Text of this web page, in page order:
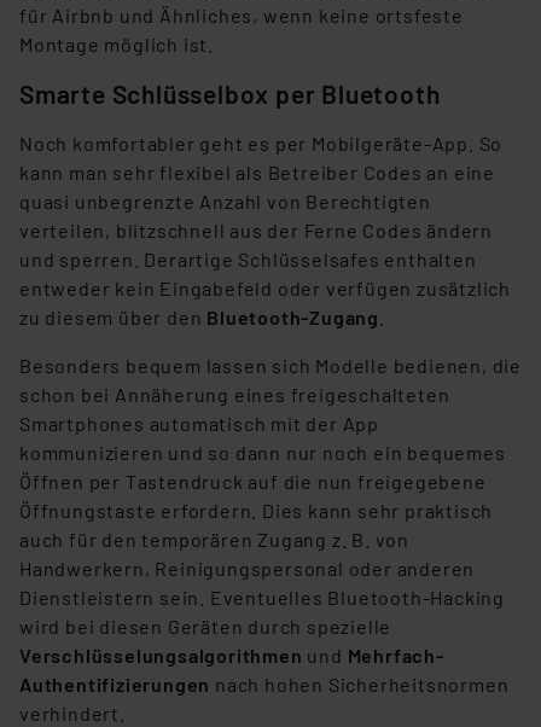
„Einige Drittanbieter verarbeiten personenbezogene
Daten in den USA. Ihre Einwilligung zur Einbindung von
Cookies dieser Drittanbieter umfasst daher ggf. auch
die Verarbeitung Ihrer Daten in den USA gemäß Art. 49
(1) lit. a DSGVO. Nähere Infos zu diesen Drittanbietern
und zu der jeweiligen Datenübermittlung erhalten Sie in
der Datenschutzerklärung. Für die USA besteht kein
Angemessenheitsbeschluss der EU. Dies bedeutet,
dass die USA als Land mit unzureichendem
Datenschutz nach EU-Standards eingestuft wird. So
besteht etwa das Risiko, dass US-Behörden
Überwachungsprogrammen verarbeiten, ohne dass
hiergegen Klagemöglichkeiten für Europäer bestehen.
Unsere Kooperation mit diesen Dienstleistern stützt
sich auf die Standarddatenschutzklauseln der
Europäischen Kommission sowie einer eigenen
Beurteilung der mit der Datenübermittlung,
insbesondere der Art der übermittelten Daten,
verbundenen Risiken.“
Impressum|Datenschutzerklärung
für Airbnb und Ähnliches, wenn keine ortsfeste
Montage möglich ist.
Smarte Schlüsselbox per Bluetooth
Noch komfortabler geht es per Mobilgeräte-App. So
kann man sehr flexibel als Betreiber Codes an eine
quasi unbegrenzte Anzahl von Berechtigten
verteilen, blitzschnell aus der Ferne Codes ändern
und sperren. Derartige Schlüsselsafes enthalten
entweder kein Eingabefeld oder verfügen zusätzlich
zu diesem über den Bluetooth-Zugang
Besonders bequem lassen sich Modelle bedienen, die
schon bei Annäherung eines freigeschalteten
Smartphones automatisch mit der App
kommunizieren und so dann nur noch ein bequemes
Öffnen per Tastendruck auf die nun freigegebene
Öffnungstaste erfordern. Dies kann sehr praktisch
auch für den temporären Zugang z. B. von
Handwerkern, Reinigungspersonal oder anderen
Dienstleistern sein. Eventuelles Bluetooth-Hacking
wird bei diesen Geräten durch spezielle
Verschlüsselungsalgorithmen und Mehrfach-
Authentifizierungen nach hohen Sicherheitsnormen
verhindert.